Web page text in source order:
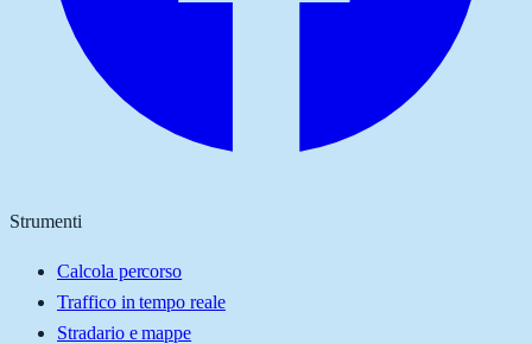
Strumenti
Calcola percorso
Traffico in tempo reale
Stradario e mappe